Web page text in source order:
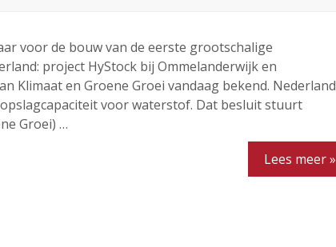
voor de bouw van de eerste grootschalige
project HyStock bij Ommelanderwijk en
Klimaat en Groene Groei vandaag bekend. Nederland
voor waterstof. Dat besluit stuurt
Groei) …
Lees meer »